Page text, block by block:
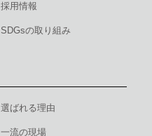
採用情報
SDGsの取り組み
選ばれる理由
一流の現場